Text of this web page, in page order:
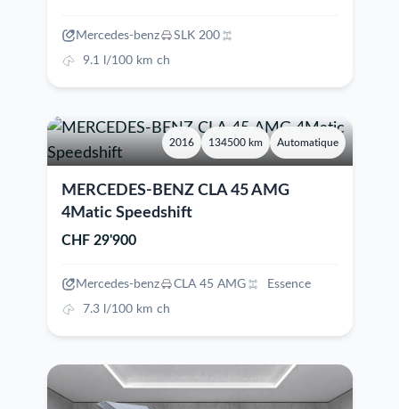
Mercedes-benz
SLK 200
9.1 l/100 km ch
2016 134500 km Automatique
MERCEDES-BENZ CLA 45 AMG
4Matic Speedshift
CHF 29'900
Mercedes-benz CLA 45 AMG
Essence
7.3 l/100 km ch